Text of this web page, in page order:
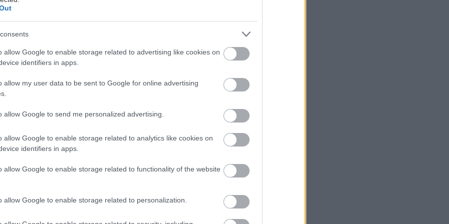
allow Google to enable storage related to advertising like cookies on
identifiers in apps.
allow my user data to be sent to Google for online advertising
allow Google to send me personalized advertising.
allow Google to enable storage related to analytics like cookies on
identifiers in apps.
allow Google to enable storage related to functionality of the website
allow Google to enable storage related to personalization.
Μαργετίδη
τα νεύρα μου χτυπάνε κόκκινο, μία και μοναδική είναι η δική μου
η μαγειρική. Ούτε το περπάτημα, ούτε η γυμναστική, ούτε η
το κέντημα ή το πλέξιμο, Θεός φυλάξοι! Μια χαρά διαλογίζομαι
κι ακόμα καλύτερα όταν κόβω με τα σούπερ καλοακονισμένα
νομίζετε ότι απέκτησα τη δεξιοτεχνία του ομοιόμορφου, λεπτού
πόσα κρεμμύδια και κολοκυθάκια, πόσα καρότα κι αγγούρια και
Αναρίθμητα! Έχοντας τον νου μου στο να μην κοπώ, το
και τα νεύρα μετά από λίγο εξατμίζονται, σαν νερό που
στην κουζίνα προχθές, κι επειδή τα νεύρα ήταν πολλά -μην
σημασία έχει, το ξέχασα κιόλας- τα κόψιμο δεν μου έφτασε‧
κάτι άλλο. Και το βρήκα. Έστρωσα τα σχεδόν διάφανα